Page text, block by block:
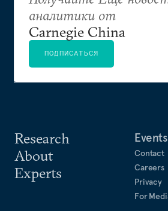
Research
About
Experts
Events
Contact
Careers
Privacy
For
аналитики от
Carnegie China
ПОДПИСАТЬСЯ